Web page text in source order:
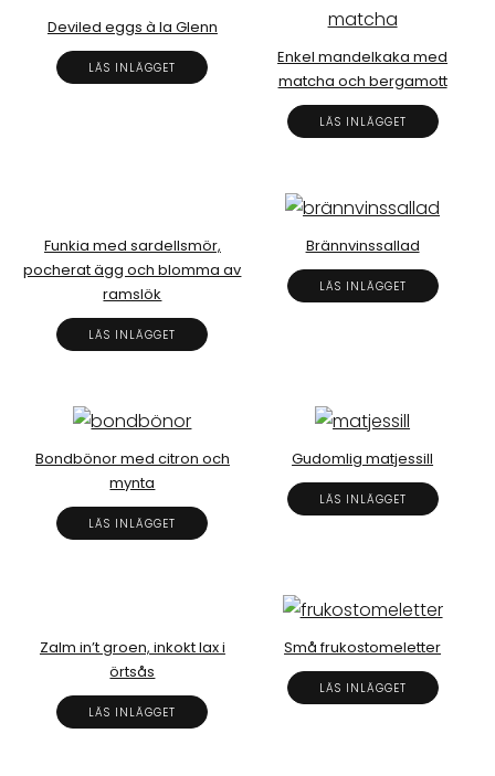
Deviled eggs à la Glenn
LÄS INLÄGGET
Enkel mandelkaka med
matcha och bergamott
LÄS INLÄGGET
Funkia med sardellsmör,
pocherat ägg och blomma av
ramslök
LÄS INLÄGGET
Brännvinssallad
LÄS INLÄGGET
Bondbönor med citron och
mynta
LÄS INLÄGGET
Gudomlig matjessill
LÄS INLÄGGET
Zalm in’t groen, inkokt lax i
örtsås
LÄS INLÄGGET
Små frukostomeletter
LÄS INLÄGGET